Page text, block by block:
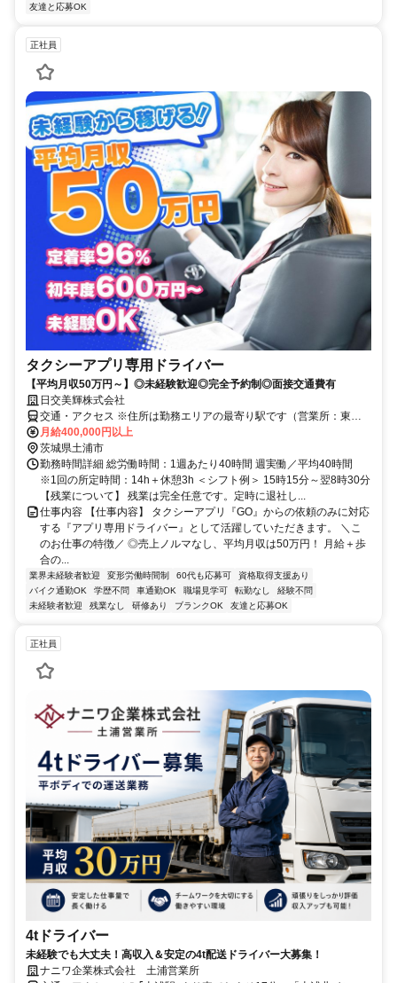
友達と応募OK
正社員
タクシーアプリ専用ドライバー
【平均月収50万円～】◎未経験歓迎◎完全予約制◎面接交通費有
日交美輝株式会社
交通・アクセス ※住所は勤務エリアの最寄り駅です（営業所：東京
都足立区中川5-16-10）
月給400,000円以上
茨城県土浦市
勤務時間詳細 総労働時間：1週あたり40時間 週実働／平均40時間
※1回の所定時間：14h＋休憩3h ＜シフト例＞ 15時15分～翌8時30分
【残業について】 残業は完全任意です。定時に退社し...
仕事内容 【仕事内容】 タクシーアプリ『GO』からの依頼のみに対応
する『アプリ専用ドライバー』として活躍していただきます。 ＼こ
のお仕事の特徴／ ◎売上ノルマなし、平均月収は50万円！ 月給＋歩
合の...
業界未経験者歓迎 変形労働時間制 60代も応募可
資格取得支援あり
バイク通勤OK
学歴不問 車通勤OK 職場見学可 転勤なし
経験不問
未経験者歓迎
残業なし 研修あり ブランクOK 友達と応募OK
正社員
4tドライバー
未経験でも大丈夫！高収入＆安定の4t配送ドライバー大募集！
ナニワ企業株式会社 土浦営業所